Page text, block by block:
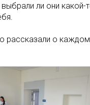
ли они какой-
рассказали о каждом